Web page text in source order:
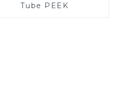
Tube PEEK